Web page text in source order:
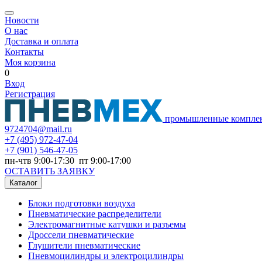
Новости
О нас
Доставка и оплата
Контакты
Моя корзина
0
Вход
Регистрация
промышленные
9724704@mail.ru
+7 (495) 972-47-04
+7 (901) 546-47-05
пн-чтв 9:00-17:30 пт 9:00-17:00
ОСТАВИТЬ ЗАЯВКУ
Каталог
Блоки подготовки воздуха
Пневматические распределители
Электромагнитные катушки и разъемы
Дроссели пневматические
Глушители пневматические
Пневмоцилиндры и электроцилиндры